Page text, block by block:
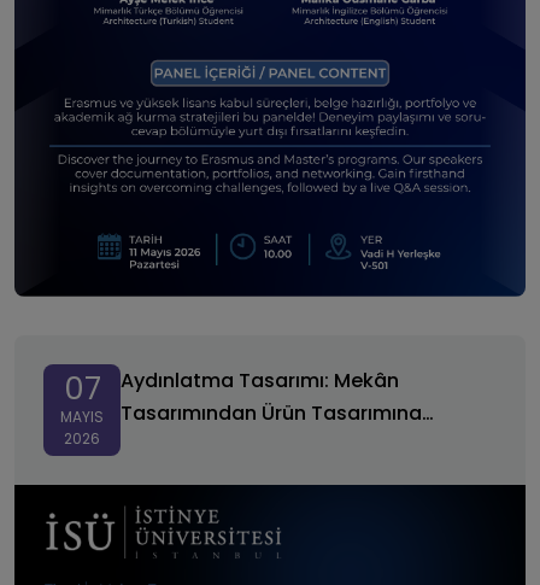
07
MAYIS
2026
Aydınlatma Tasarımı: Mekân
Tasarımından Ürün Tasarımına
Tasarımına Süreçler